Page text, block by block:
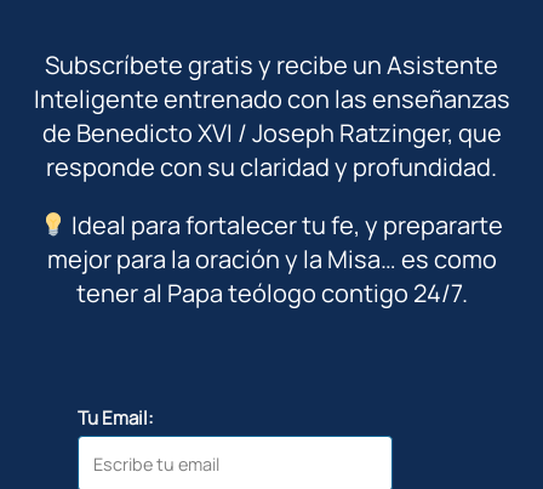
Subscríbete gratis y recibe un Asistente
Inteligente entrenado con las enseñanzas
de Benedicto XVI / Joseph Ratzinger, que
responde con su claridad y profundidad.
Ideal para fortalecer tu fe, y prepararte
mejor para la oración y la Misa… es como
tener al Papa teólogo contigo 24/7.
Tu Email: